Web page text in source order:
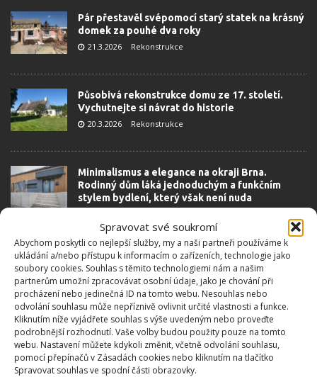
Spravovat své soukromí
Abychom poskytli co nejlepší služby, my a naši partneři používáme k
ukládání a/nebo přístupu k informacím o zařízeních, technologie jako
soubory cookies. Souhlas s těmito technologiemi nám a našim
partnerům umožní zpracovávat osobní údaje, jako je chování při
procházení nebo jedinečná ID na tomto webu. Nesouhlas nebo
odvolání souhlasu může nepříznivě ovlivnit určité vlastnosti a funkce.
Kliknutím níže vyjádřete souhlas s výše uvedeným nebo proveďte
podrobnější rozhodnutí. Vaše volby budou použity pouze na tomto
webu. Nastavení můžete kdykoli změnit, včetně odvolání souhlasu,
pomocí přepínačů v Zásadách cookies nebo kliknutím na tlačítko
Spravovat souhlas ve spodní části obrazovky.
Pár přestavěl svépomocí starý statek na krásný
domek za pouhé dva roky
21.3.2026 Rekonstrukce
Působivá rekonstrukce domu ze 17. století.
Vychutnejte si návrat do historie
20.3.2026 Rekonstrukce
Minimalismus a elegance na okraji Brna.
Rodinný dům láká jednoduchým a funkčním
stylem bydlení, který však není nuda
Muž zdědil 160 let starou ruinu. Kompletní
renovace mu změnila život
19.3.2026 Rekonstrukce
« 1 2 3 … 36 »